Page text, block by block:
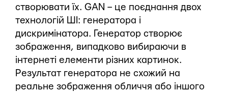
створювати їх. GAN – це поєднання двох
технологій ШІ: генератора і
дискримінатора. Генератор створює
зображення, випадково вибираючи в
інтернеті елементи різних картинок.
Результат генератора не схожий на
реальне зображення обличчя або іншого